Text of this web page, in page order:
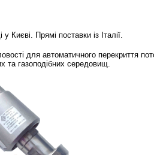
Прямі поставки із Італії.
для автоматичного перекриття
та газоподібних середовищ.